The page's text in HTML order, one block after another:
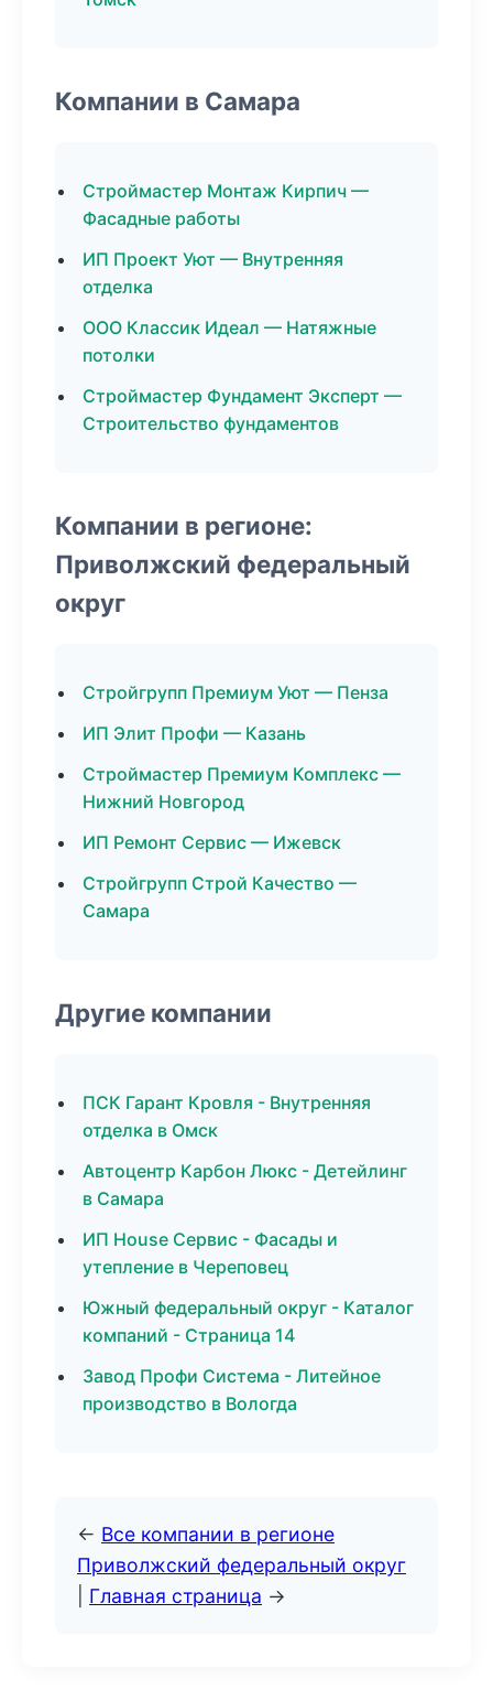
Компании в Самара
Строймастер Монтаж Кирпич —
Фасадные работы
ИП Проект Уют — Внутренняя
отделка
ООО Классик Идеал — Натяжные
потолки
Строймастер Фундамент Эксперт —
Строительство фундаментов
Компании в регионе:
Приволжский федеральный
округ
Стройгрупп Премиум Уют — Пенза
ИП Элит Профи — Казань
Строймастер Премиум Комплекс —
Нижний Новгород
ИП Ремонт Сервис — Ижевск
Стройгрупп Строй Качество —
Самара
Другие компании
ПСК Гарант Кровля - Внутренняя
отделка в Омск
Автоцентр Карбон Люкс - Детейлинг
в Самара
ИП House Сервис - Фасады и
утепление в Череповец
Южный федеральный округ - Каталог
компаний - Страница 14
Завод Профи Система - Литейное
производство в Вологда
← Все компании в регионе
Приволжский федеральный округ
Главная страница →